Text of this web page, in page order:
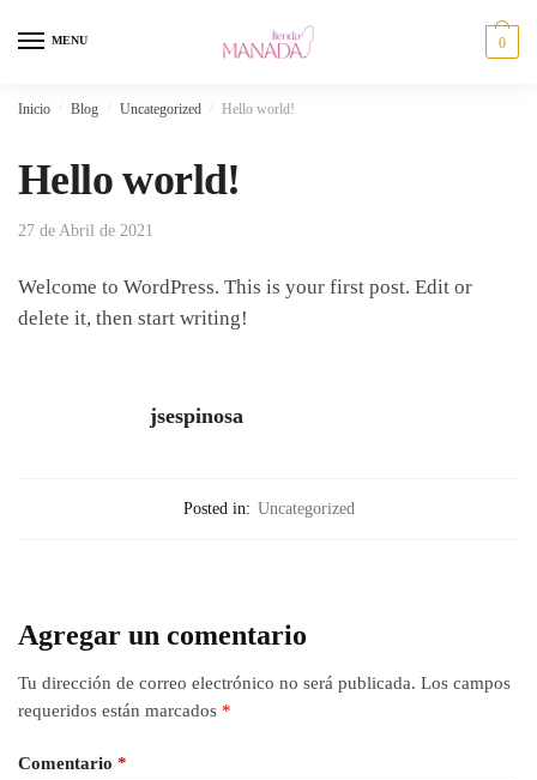
MENU 0
Inicio Blog Uncategorized Hello world!
Hello world!
27 de Abril de 2021
Welcome to WordPress. This is your first post. Edit or
delete it, then start writing!
jsespinosa
Posted in: Uncategorized
Agregar un comentario
Tu dirección de correo electrónico no será publicada. Los campos
requeridos están marcados *
Comentario *